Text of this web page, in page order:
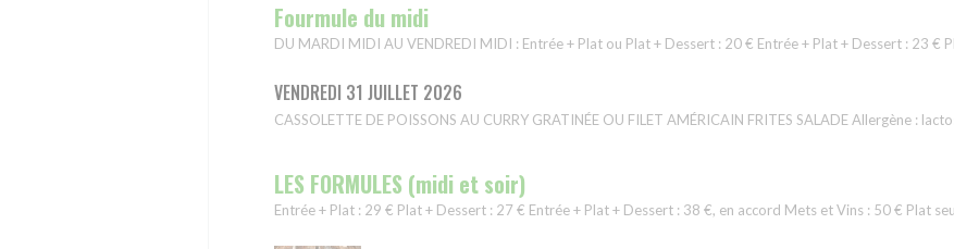
Fourmule du midi
DU MARDI MIDI AU VENDREDI MIDI : Entrée + Plat ou Plat + Dessert : 20 € Entrée + Plat + Dessert : 23 €
VENDREDI 31 JUILLET 2026
CASSOLETTE DE POISSONS AU CURRY GRATINÉE OU FILET AMÉRICAIN FRITES SALADE Allergène :
LES FORMULES (midi et soir)
Entrée + Plat : 29 € Plat + Dessert : 27 € Entrée + Plat + Dessert : 38 €, en accord Mets et Vins : 50 € Plat